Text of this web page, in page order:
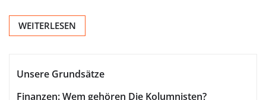
WEITERLESEN
Unsere Grundsätze
Finanzen: Wem gehören Die Kolumnisten?